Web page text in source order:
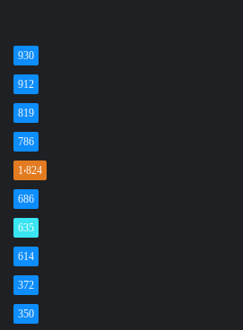
930
912
819
786
1٬824
686
635
614
372
350